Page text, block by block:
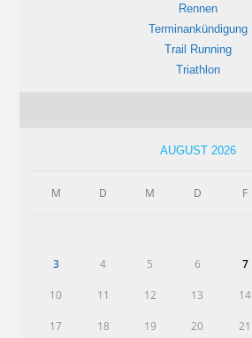
Rennen
Terminankündigung
Trail Running
Triathlon
AUGUST 2026
M D M D F
3 4 5 6 7
10 11 12 13 14
17 18 19 20 21